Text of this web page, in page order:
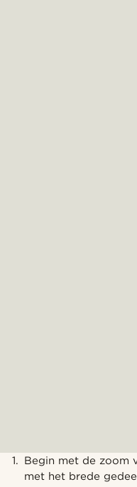
Begin met de zoom
met het brede